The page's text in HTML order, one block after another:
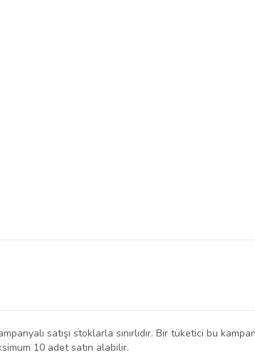
satışı stoklarla sınırlıdır. Bir tüketici bu
10 adet satın alabilir.